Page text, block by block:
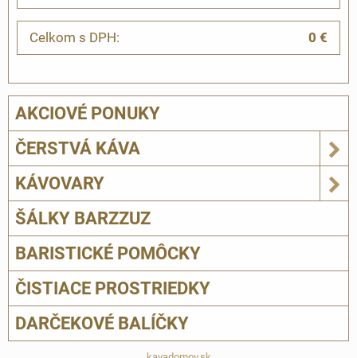
Celkom s DPH: 0 €
AKCIOVÉ PONUKY
ČERSTVÁ KÁVA
KÁVOVARY
ŠÁLKY BARZZUZ
BARISTICKÉ POMÔCKY
ČISTIACE PROSTRIEDKY
DARČEKOVÉ BALÍČKY